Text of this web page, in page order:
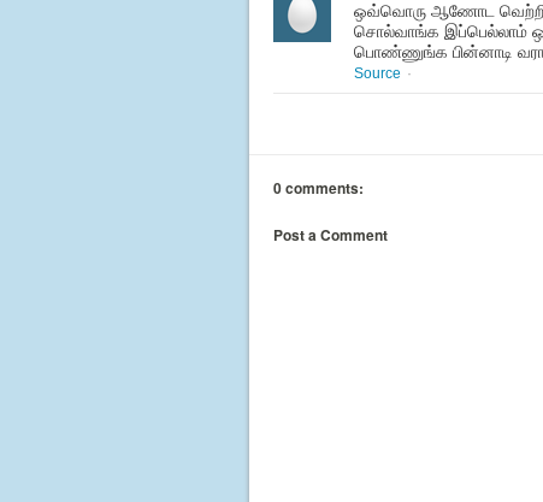
ஒவ்வொரு ஆணோட
சொல்வாங்க இப்பெல்லாம்
பொண்ணுங்க பின்னாடி
Source ·
0 comments:
Post a Comment